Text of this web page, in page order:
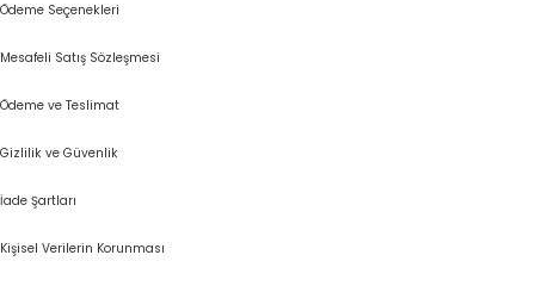
Ödeme Seçenekleri
Mesafeli Satış Sözleşmesi
Ödeme ve Teslimat
Gizlilik ve Güvenlik
İade Şartları
Kişisel Verilerin Korunması